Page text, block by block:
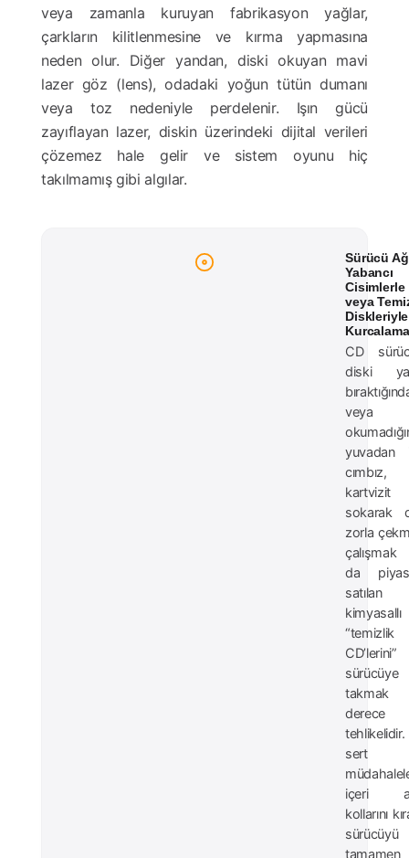
veya zamanla kuruyan fabrikasyon yağlar,
çarkların kilitlenmesine ve kırma yapmasına
neden olur. Diğer yandan, diski okuyan mavi
lazer göz (lens), odadaki yoğun tütün dumanı
veya toz nedeniyle perdelenir. Işın gücü
zayıflayan lazer, diskin üzerindeki dijital verileri
çözemez hale gelir ve sistem oyunu hiç
takılmamış gibi algılar.
Sürücü
Yabancı
Cisimlerle
veya
Diskleriyle
CD
diski
veya
yuvadan
cımbız,
kartvizit
sokarak
zorla
da
satılan
kimyasallı
“temizlik
CD’lerini”
sürücüye
takmak
derece
sert
içeri
kollarını
sürücüyü
tamamen